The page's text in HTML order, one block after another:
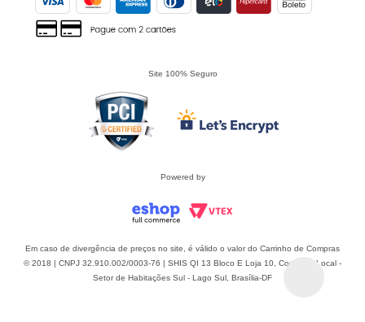
Site 100% Seguro
Powered by
Em caso de divergência de preços no site, é válido o valor do Carrinho de Compras
© 2018 | CNPJ 32.910.002/0003-76 | SHIS QI 13 Bloco E Loja 10, Comércio Local -
Setor de Habitações Sul - Lago Sul, Brasília-DF